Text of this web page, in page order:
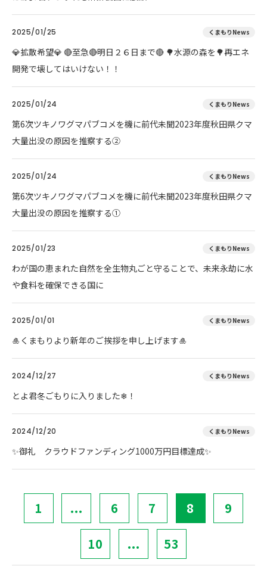
2025/01/25 くまもりNews
💎拡散希望💎 🔴至急🔴明日２６日まで🔴 🌳水源の森を🌳再エネ
開発で壊してはいけない！！
2025/01/24 くまもりNews
第6次ツキノワグマパブコメを機に前代未聞2023年度秋田県クマ
大量出没の原因を推察する②
2025/01/24 くまもりNews
第6次ツキノワグマパブコメを機に前代未聞2023年度秋田県クマ
大量出没の原因を推察する①
2025/01/23 くまもりNews
わが国の恵まれた自然を全生物丸ごと守ることで、未来永劫に水
や食料を確保できる国に
2025/01/01 くまもりNews
🎍くまもりより新年のご挨拶を申し上げます🎍
2024/12/27 くまもりNews
とよ君冬ごもりに入りました❄！
2024/12/20 くまもりNews
✨御礼 クラウドファンディング1000万円目標達成✨
1 ... 6 7 8 9
10 ... 53